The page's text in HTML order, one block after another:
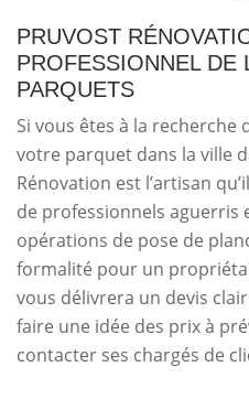
PRUVOST
PROFESSIONNEL DE
PARQUETS
Si vous êtes à la recherche
votre parquet dans la ville
Rénovation est l’artisan
de professionnels aguerris
opérations de pose de
formalité pour un
vous délivrera un devis
faire une idée des prix à
contacter ses chargés de